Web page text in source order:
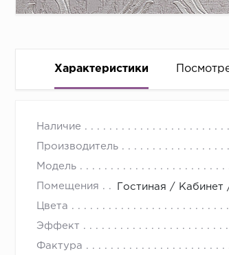
Характеристики
Наличие
Производитель
Модель
Помещения Гостиная /
Цвета
Эффект
Фактура